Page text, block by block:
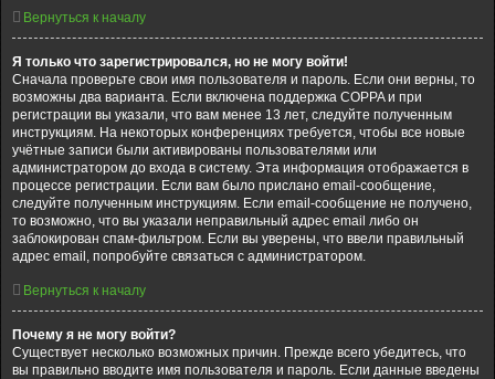
Вернуться к началу
Я только что зарегистрировался, но не могу войти!
Сначала проверьте свои имя пользователя и пароль. Если они верны, то
возможны два варианта. Если включена поддержка COPPA и при
регистрации вы указали, что вам менее 13 лет, следуйте полученным
инструкциям. На некоторых конференциях требуется, чтобы все новые
учётные записи были активированы пользователями или
администратором до входа в систему. Эта информация отображается в
процессе регистрации. Если вам было прислано email-сообщение,
следуйте полученным инструкциям. Если email-сообщение не получено,
то возможно, что вы указали неправильный адрес email либо он
заблокирован спам-фильтром. Если вы уверены, что ввели правильный
адрес email, попробуйте связаться с администратором.
Вернуться к началу
Почему я не могу войти?
Существует несколько возможных причин. Прежде всего убедитесь, что
вы правильно вводите имя пользователя и пароль. Если данные введены